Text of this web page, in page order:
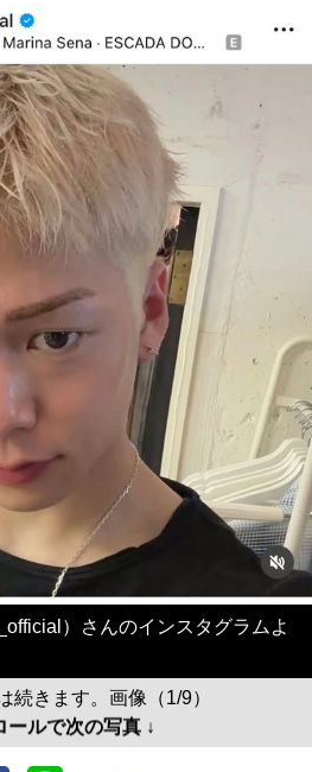
）さんのインスタグラムよ
続きます。画像（1/9）
ールで次の写真 ↓